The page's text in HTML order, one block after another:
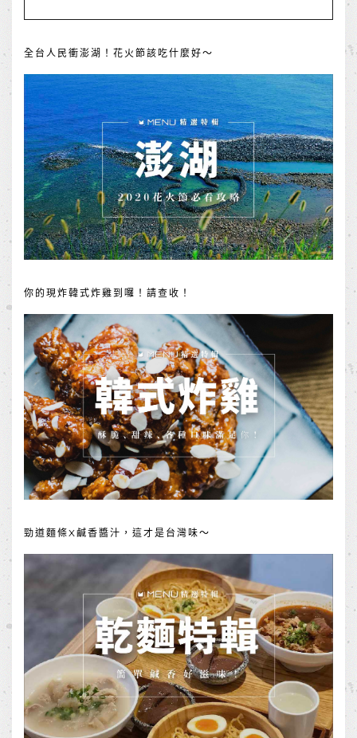
全台人民衝澎湖！花火節該吃什麼好～
你的現炸韓式炸雞到囉！請查收！
勁道麵條X鹹香醬汁，這才是台灣味～